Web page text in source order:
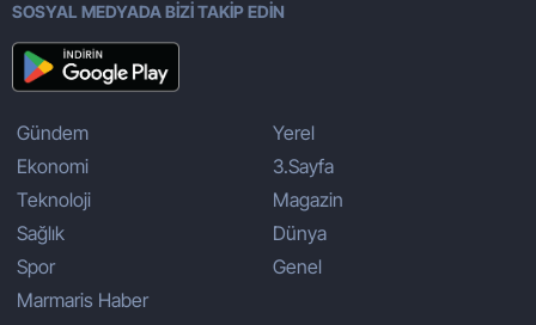
SOSYAL MEDYADA BİZİ TAKİP EDİN
Gündem
Ekonomi
Teknoloji
Sağlık
Spor
Marmaris Haber
Yerel
3.Sayfa
Magazin
Dünya
Genel